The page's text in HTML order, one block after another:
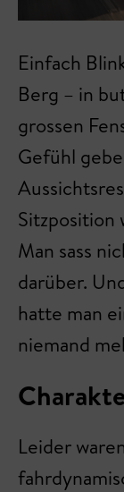
Einfach
Berg – in
grossen
Gefühl
Sitzposition
Man sass
darüber.
hatte man
niemand
Leider